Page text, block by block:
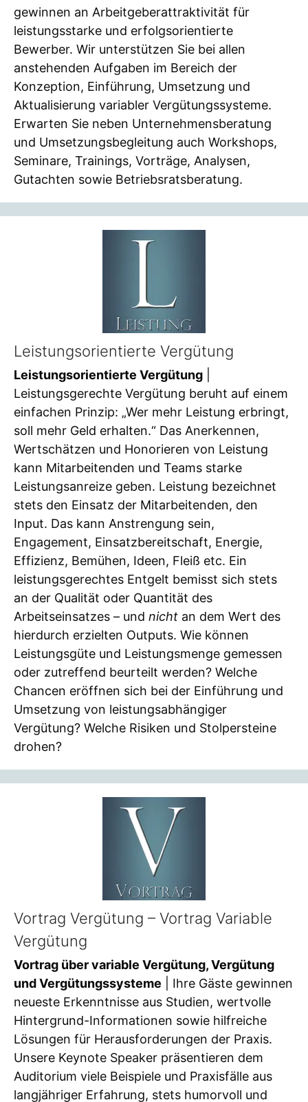
gewinnen an Arbeitgeberattraktivität für
leistungsstarke und erfolgsorientierte
Bewerber. Wir unterstützen Sie bei allen
anstehenden Aufgaben im Bereich der
Konzeption, Einführung, Umsetzung und
Aktualisierung variabler Vergütungssysteme.
Erwarten Sie neben Unternehmensberatung
und Umsetzungsbegleitung auch Workshops,
Seminare, Trainings, Vorträge, Analysen,
Gutachten sowie Betriebsratsberatung.
Leistungsorientierte Vergütung
Leistungsorientierte Vergütung
Leistungsgerechte Vergütung beruht auf einem
einfachen Prinzip: „Wer mehr Leistung erbringt,
soll mehr Geld erhalten.“ Das Anerkennen,
Wertschätzen und Honorieren von Leistung
kann Mitarbeitenden und Teams starke
Leistungsanreize geben. Leistung bezeichnet
stets den Einsatz der Mitarbeitenden, den
Input. Das kann Anstrengung sein,
Engagement, Einsatzbereitschaft, Energie,
Effizienz, Bemühen, Ideen, Fleiß etc. Ein
leistungsgerechtes Entgelt bemisst sich stets
an der Qualität oder Quantität des
Arbeitseinsatzes – und nicht an dem Wert des
hierdurch erzielten Outputs. Wie können
Leistungsgüte und Leistungsmenge gemessen
oder zutreffend beurteilt werden? Welche
Chancen eröffnen sich bei der Einführung und
Umsetzung von leistungsabhängiger
Vergütung? Welche Risiken und Stolpersteine
drohen?
Vortrag Vergütung – Vortrag Variable
Vergütung
Vortrag über variable Vergütung, Vergütung
und Vergütungssysteme | Ihre Gäste gewinnen
neueste Erkenntnisse aus Studien, wertvolle
Hintergrund-Informationen sowie hilfreiche
Lösungen für Herausforderungen der Praxis.
Unsere Keynote Speaker präsentieren dem
Auditorium viele Beispiele und Praxisfälle aus
langjähriger Erfahrung, stets humorvoll und